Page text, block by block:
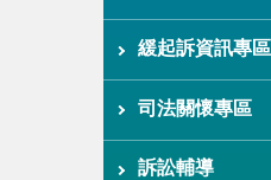
緩起訴資訊專區
司法關懷專區
訴訟輔導